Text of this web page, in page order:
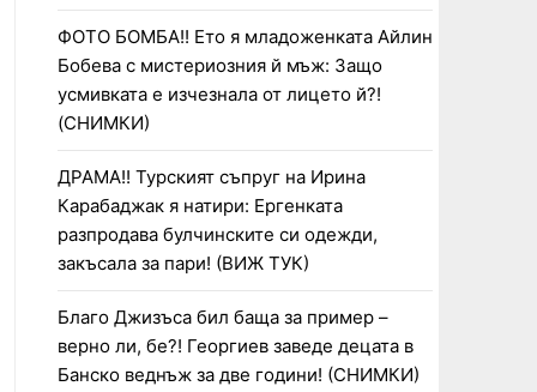
ФОТО БОМБА!! Ето я младоженката Айлин
Бобева с мистериозния й мъж: Защо
усмивката е изчезнала от лицето й?!
(СНИМКИ)
ДРАМА!! Турският съпруг на Ирина
Карабаджак я натири: Ергенката
разпродава булчинските си одежди,
закъсала за пари! (ВИЖ ТУК)
Благо Джизъса бил баща за пример –
верно ли, бе?! Георгиев заведе децата в
Банско веднъж за две години! (СНИМКИ)